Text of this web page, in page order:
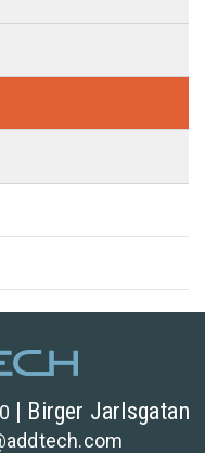
| Birger Jarlsgatan
addtech.com